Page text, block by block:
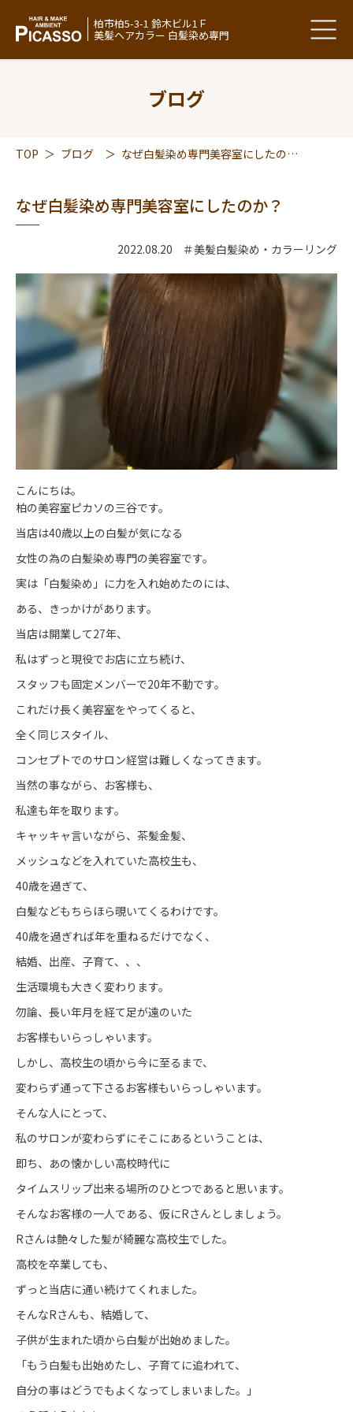
柏市柏5-3-1 鈴木ビル1Ｆ
美髪ヘアカラー 白髪染め専門
ブログ
TOP ＞ ブログ ＞ なぜ白髪染め専門美容室にしたのか？
なぜ白髪染め専門美容室にしたのか？
2022.08.20 ＃美髪白髪染め・カラーリング
こんにちは。
柏の美容室ピカソの三谷です。
当店は40歳以上の白髪が気になる
女性の為の白髪染め専門の美容室です。
実は「白髪染め」に力を入れ始めたのには、
ある、きっかけがあります。
当店は開業して27年、
私はずっと現役でお店に立ち続け、
スタッフも固定メンバーで20年不動です。
これだけ長く美容室をやってくると、
全く同じスタイル、
コンセプトでのサロン経営は難しくなってきます。
当然の事ながら、お客様も、
私達も年を取ります。
キャッキャ言いながら、茶髪金髪、
メッシュなどを入れていた高校生も、
40歳を過ぎて、
白髪などもちらほら覗いてくるわけです。
40歳を過ぎれば年を重ねるだけでなく、
結婚、出産、子育て、、、
生活環境も大きく変わります。
勿論、長い年月を経て足が遠のいた
お客様もいらっしゃいます。
しかし、高校生の頃から今に至るまで、
変わらず通って下さるお客様もいらっしゃいます。
そんな人にとって、
私のサロンが変わらずにそこにあるということは、
即ち、あの懐かしい高校時代に
タイムスリップ出来る場所のひとつであると思います。
そんなお客様の一人である、仮にRさんとしましょう。
Rさんは艶々した髪が綺麗な高校生でした。
高校を卒業しても、
ずっと当店に通い続けてくれました。
そんなRさんも、結婚して、
子供が生まれた頃から白髪が出始めました。
「もう白髪も出始めたし、子育てに追われて、
自分の事はどうでもよくなってしまいました。」